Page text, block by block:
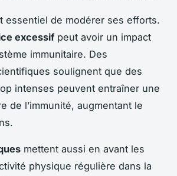
essentiel de modérer ses efforts.
excessifpeut avoir un impact
immunitaire. Des
soulignent que des
intenses peuvent entraîner une
de l’immunité, augmentant le
mettent aussi en avant les
physique régulière dans la